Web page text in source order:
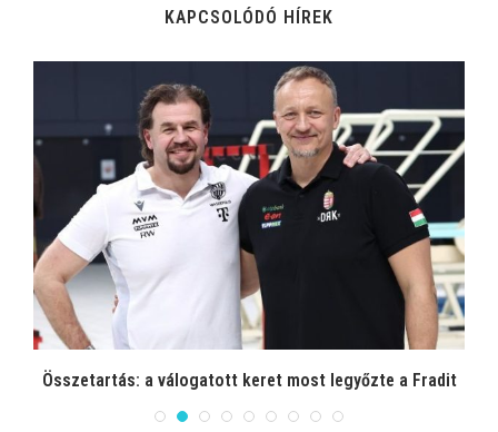
KAPCSOLÓDÓ HÍREK
Összetartás: a válogatott keret most legyőzte a Fradit